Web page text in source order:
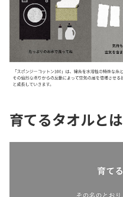
育てるタオルとは